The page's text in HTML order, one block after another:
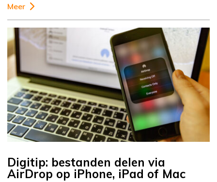
Meer
Digitip: bestanden delen via
AirDrop op iPhone, iPad of Mac